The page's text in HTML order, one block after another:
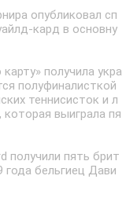
опубликовал сп
кард в основну
получила укра
полуфиналисткой
теннисисток и л
которая выиграла пя
получили пять брит
года бельгиец Дави